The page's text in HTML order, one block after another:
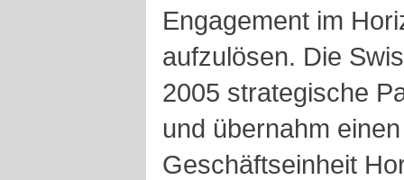
Engagement im
aufzulösen. Die
2005 strategische
und übernahm
Geschäftseinheit